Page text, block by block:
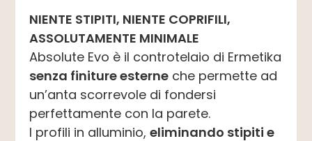
NIENTE STIPITI, NIENTE COPRIFILI,
ASSOLUTAMENTE MINIMALE
Absolute Evo è il controtelaio di Ermetika
senza finiture esterne che permette ad
un’anta scorrevole di fondersi
perfettamente con la parete.
I profili in alluminio,eliminando stipiti e